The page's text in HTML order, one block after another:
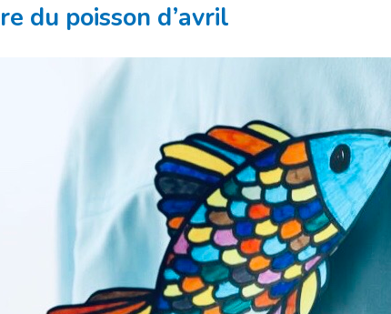
I
L
du poisson d’avril